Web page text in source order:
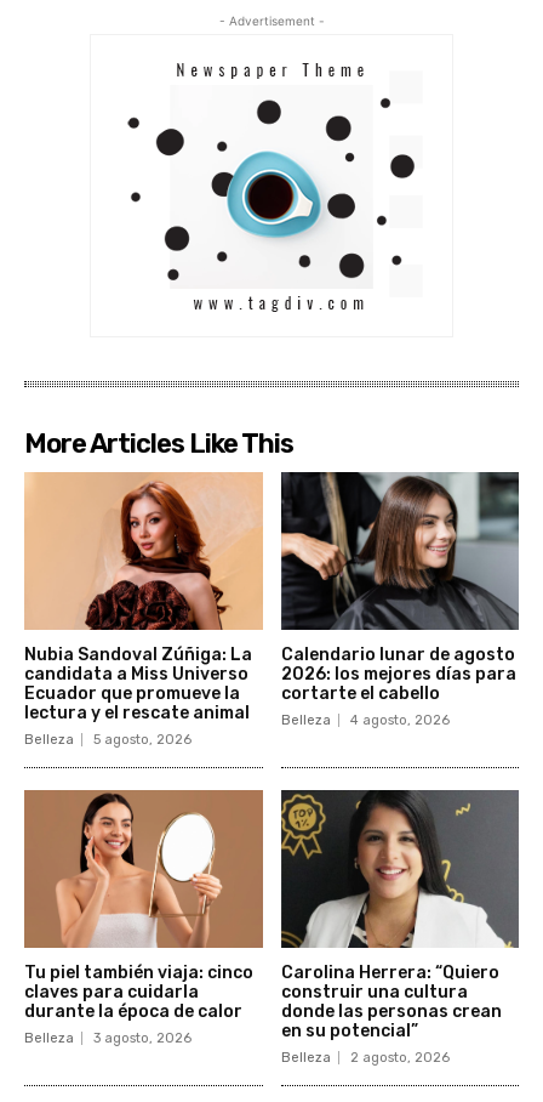
- Advertisement -
More Articles Like This
Nubia Sandoval Zúñiga: La
candidata a Miss Universo
Ecuador que promueve la
lectura y el rescate animal
Belleza 5 agosto, 2026
Calendario lunar de agosto
2026: los mejores días para
cortarte el cabello
Belleza 4 agosto, 2026
Tu piel también viaja: cinco
claves para cuidarla
durante la época de calor
Belleza 3 agosto, 2026
Carolina Herrera: “Quiero
construir una cultura
donde las personas crean
en su potencial”
Belleza 2 agosto, 2026